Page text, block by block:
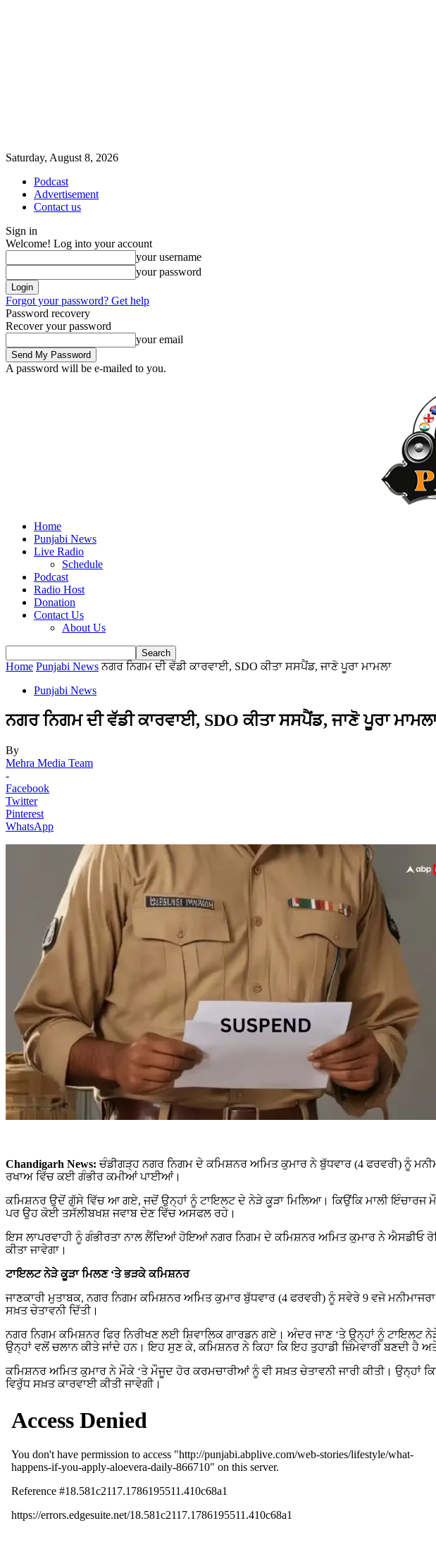
Saturday, August 8, 2026
Podcast
Advertisement
Contact us
Sign in
Welcome! Log into your account
your username
your password
Forgot your password? Get help
Password recovery
Recover your password
your email
A password will be e-mailed to you.
Home
Punjabi News
Live Radio
Schedule
Podcast
Radio Host
Donation
Contact Us
About Us
Home Punjabi News ਨਗਰ ਨਿਗਮ ਦੀ ਵੱਡੀ ਕਾਰਵਾਈ, SDO ਕੀਤਾ ਸਸਪੈਂਡ, ਜਾਣੋ ਪੂਰਾ ਮਾਮਲਾ
Punjabi News
ਨਗਰ ਨਿਗਮ ਦੀ ਵੱਡੀ ਕਾਰਵਾਈ, SDO ਕੀਤਾ ਸਸਪੈਂਡ, ਜਾਣੋ ਪੂਰਾ
By
Mehra Media Team
-
Facebook
Twitter
Pinterest
WhatsApp
Chandigarh News: ਚੰਡੀਗੜ੍ਹ ਨਗਰ ਨਿਗਮ ਦੇ ਕਮਿਸ਼ਨਰ ਅਮਿਤ ਕੁਮਾਰ ਨੇ ਬੁੱਧਵਾਰ (4 ਫਰਵਰੀ) ਨੂੰ
ਰਖਾਅ ਵਿੱਚ ਕਈ ਗੰਭੀਰ ਕਮੀਆਂ ਪਾਈਆਂ।
ਕਮਿਸ਼ਨਰ ਉਦੋਂ ਗੁੱਸੇ ਵਿੱਚ ਆ ਗਏ, ਜਦੋਂ ਉਨ੍ਹਾਂ ਨੂੰ ਟਾਇਲਟ ਦੇ ਨੇੜੇ ਕੂੜਾ ਮਿਲਿਆ। ਕਿਉਂਕਿ ਮਾਲੀ ਇੰਚਾਰਜ
ਪਰ ਉਹ ਕੋਈ ਤਸੱਲੀਬਖਸ਼ ਜਵਾਬ ਦੇਣ ਵਿੱਚ ਅਸਫਲ ਰਹੇ।
ਇਸ ਲਾਪਰਵਾਹੀ ਨੂੰ ਗੰਭੀਰਤਾ ਨਾਲ ਲੈਂਦਿਆਂ ਹੋਇਆਂ ਨਗਰ ਨਿਗਮ ਦੇ ਕਮਿਸ਼ਨਰ ਅਮਿਤ ਕੁਮਾਰ ਨੇ ਐਸਡੀਓ
ਕੀਤਾ ਜਾਵੇਗਾ।
ਟਾਇਲਟ ਨੇੜੇ ਕੂੜਾ ਮਿਲਣ ‘ਤੇ ਭੜਕੇ ਕਮਿਸ਼ਨਰ
ਜਾਣਕਾਰੀ ਮੁਤਾਬਕ, ਨਗਰ ਨਿਗਮ ਕਮਿਸ਼ਨਰ ਅਮਿਤ ਕੁਮਾਰ ਬੁੱਧਵਾਰ (4 ਫਰਵਰੀ) ਨੂੰ ਸਵੇਰੇ 9 ਵਜੇ
ਸਖ਼ਤ ਚੇਤਾਵਨੀ ਦਿੱਤੀ।
ਨਗਰ ਨਿਗਮ ਕਮਿਸ਼ਨਰ ਫਿਰ ਨਿਰੀਖਣ ਲਈ ਸ਼ਿਵਾਲਿਕ ਗਾਰਡਨ ਗਏ। ਅੰਦਰ ਜਾਣ ‘ਤੇ ਉਨ੍ਹਾਂ ਨੂੰ ਟਾਇਲਟ
ਉਨ੍ਹਾਂ ਵਲੋਂ ਚਲਾਨ ਕੀਤੇ ਜਾਂਦੇ ਹਨ। ਇਹ ਸੁਣ ਕੇ, ਕਮਿਸ਼ਨਰ ਨੇ ਕਿਹਾ ਕਿ ਇਹ ਤੁਹਾਡੀ ਜ਼ਿੰਮੇਵਾਰੀ ਬਣਦੀ ਹੈ
ਕਮਿਸ਼ਨਰ ਅਮਿਤ ਕੁਮਾਰ ਨੇ ਮੌਕੇ ‘ਤੇ ਮੌਜੂਦ ਹੋਰ ਕਰਮਚਾਰੀਆਂ ਨੂੰ ਵੀ ਸਖ਼ਤ ਚੇਤਾਵਨੀ ਜਾਰੀ ਕੀਤੀ।
ਵਿਰੁੱਧ ਸਖ਼ਤ ਕਾਰਵਾਈ ਕੀਤੀ ਜਾਵੇਗੀ।